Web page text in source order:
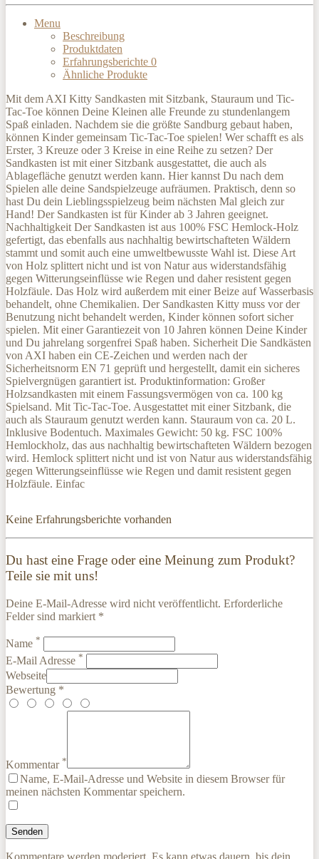
Menu
Beschreibung
Produktdaten
Erfahrungsberichte 0
Ähnliche Produkte
Mit dem AXI Kitty Sandkasten mit Sitzbank, Stauraum und Tic-
Tac-Toe können Deine Kleinen alle Freunde zu stundenlangem
Spaß einladen. Nachdem sie die größte Sandburg gebaut haben,
können Kinder gemeinsam Tic-Tac-Toe spielen! Wer schafft es als
Erster, 3 Kreuze oder 3 Kreise in eine Reihe zu setzen? Der
Sandkasten ist mit einer Sitzbank ausgestattet, die auch als
Ablagefläche genutzt werden kann. Hier kannst Du nach dem
Spielen alle deine Sandspielzeuge aufräumen. Praktisch, denn so
hast Du dein Lieblingsspielzeug beim nächsten Mal gleich zur
Hand! Der Sandkasten ist für Kinder ab 3 Jahren geeignet.
Nachhaltigkeit Der Sandkasten ist aus 100% FSC Hemlock-Holz
gefertigt, das ebenfalls aus nachhaltig bewirtschafteten Wäldern
stammt und somit auch eine umweltbewusste Wahl ist. Diese Art
von Holz splittert nicht und ist von Natur aus widerstandsfähig
gegen Witterungseinflüsse wie Regen und daher resistent gegen
Holzfäule. Das Holz wird außerdem mit einer Beize auf Wasserbasis
behandelt, ohne Chemikalien. Der Sandkasten Kitty muss vor der
Benutzung nicht behandelt werden, Kinder können sofort sicher
spielen. Mit einer Garantiezeit von 10 Jahren können Deine Kinder
und Du jahrelang sorgenfrei Spaß haben. Sicherheit Die Sandkästen
von AXI haben ein CE-Zeichen und werden nach der
Sicherheitsnorm EN 71 geprüft und hergestellt, damit ein sicheres
Spielvergnügen garantiert ist. Produktinformation: Großer
Holzsandkasten mit einem Fassungsvermögen von ca. 100 kg
Spielsand. Mit Tic-Tac-Toe. Ausgestattet mit einer Sitzbank, die
auch als Stauraum genutzt werden kann. Stauraum von ca. 20 L.
Inklusive Bodentuch. Maximales Gewicht: 50 kg. FSC 100%
Hemlockholz, das aus nachhaltig bewirtschafteten Wäldern bezogen
wird. Hemlock splittert nicht und ist von Natur aus widerstandsfähig
gegen Witterungseinflüsse wie Regen und damit resistent gegen
Holzfäule. Einfac
Keine Erfahrungsberichte vorhanden
Du hast eine Frage oder eine Meinung zum Produkt?
Teile sie mit uns!
Deine E-Mail-Adresse wird nicht veröffentlicht. Erforderliche
Felder sind markiert *
Name *
E-Mail Adresse *
Webseite
Bewertung *
Kommentar *
Name, E-Mail-Adresse und Website in diesem Browser für
meinen nächsten Kommentar speichern.